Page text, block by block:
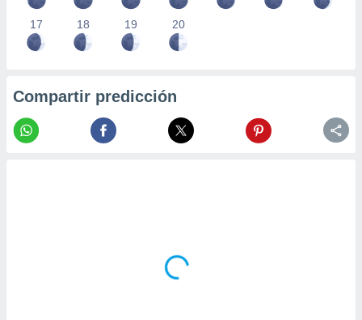
17 18 19 20
Compartir predicción